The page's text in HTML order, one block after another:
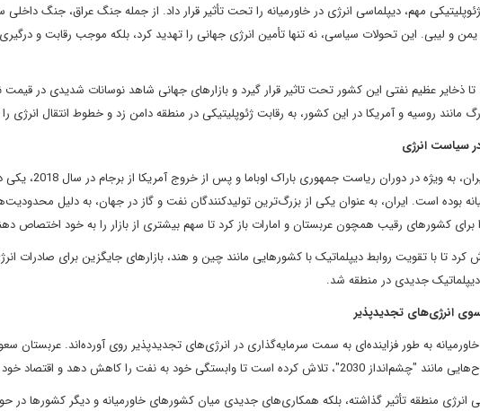
اتفاق ژئوپلیتیکی مهم، دیپلماسی انرژی در خاورمیانه را تحت تأثیر قرار داد. از جمله جنگ عراق، جنگ
و لیبی. این تحولات سیاسی، نه تنها تأمین انرژی جهانی را تهدید کرد، بلکه موجب رقابت و
باعث شد تا ذخایر عظیم نفتی این کشور تحت تاثیر قرار گیرد و بازارهای جهانی شاهد نوسانات شدیدی در
روسیه و آمریکا در این کشور، به رقابت ژئوپلیتیکی در منطقه دامن زد و خطوط انتقال انرژی را
سیاست انرژی
تحریم‌های بین‌المللی علیه
بوده است. ایران، به عنوان یکی از بزرگ‌ترین تولیدکنندگان نفت و گاز در جهان، به دلیل
کشورهای رقیب همچون عربستان و امارات باز کرد تا سهم بیشتری از بازار را به خود اختصاص
کرد تا با تقویت روابط دیپلماتیک با کشورهایی مانند چین و هند، بازارهای جایگزین برای صادرات
جدیدی در منطقه شد.
انرژی‌های تجدیدپذیر
به طور فزاینده‌ای به سمت سرمایه‌گذاری در انرژی‌های تجدیدپذیر روی آورده‌اند. عربستان
خود به نفت را کاهش دهد و اقتصاد خود را متنوع سازد.
انرژی منطقه تأثیر گذاشته، بلکه همکاری‌های جدیدی میان کشورهای خاورمیانه و دیگر کشورها در